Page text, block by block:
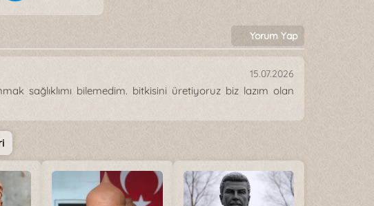
Yorum Yap
15.07.2026
sağlıklımı bilemedim. bitkisini üretiyoruz biz lazım olan